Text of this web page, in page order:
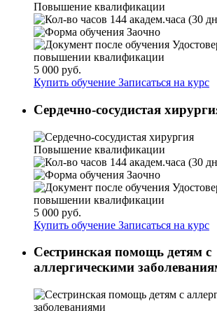
Повышение квалификации
144 академ.часа (30
Заочно
повышении квалификации
5 000 руб.
Купить обучение Записаться на курс
Сердечно-сосудистая
Повышение квалификации
144 академ.часа (30
Заочно
повышении квалификации
5 000 руб.
Купить обучение Записаться на курс
Сестринская помощь детям с
аллергическими